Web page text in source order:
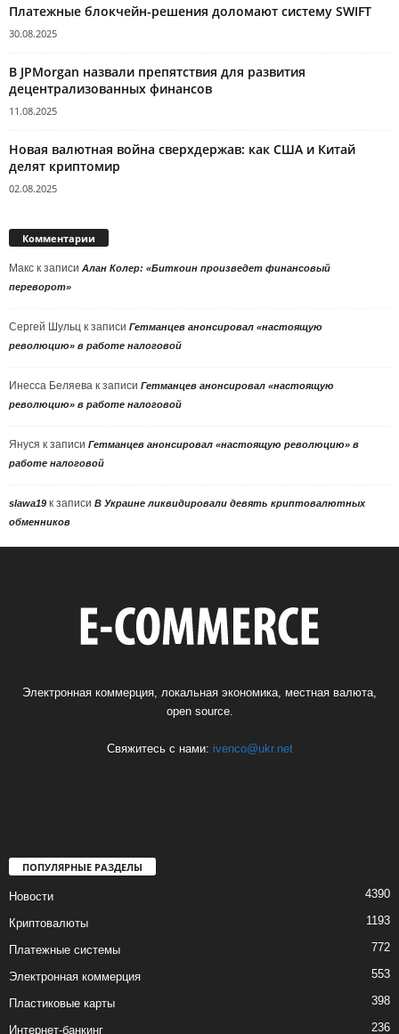
Платежные блокчейн-решения доломают систему SWIFT
30.08.2025
В JPMorgan назвали препятствия для развития
децентрализованных финансов
11.08.2025
Новая валютная война сверхдержав: как США и Китай
делят криптомир
02.08.2025
Комментарии
Макс к записи Алан Колер: «Биткоин произведет финансовый
переворот»
Сергей Шульц к записи Гетманцев анонсировал «настоящую
революцию» в работе налоговой
Инесса Беляева к записи Гетманцев анонсировал «настоящую
революцию» в работе налоговой
Януся к записи Гетманцев анонсировал «настоящую революцию» в
работе налоговой
slawa19 к записи В Украине ликвидировали девять криптовалютных
обменников
Электронная коммерция, локальная экономика, местная валюта,
open source.
Свяжитесь с нами: ivenco@ukr.net
ПОПУЛЯРНЫЕ РАЗДЕЛЫ
Новости 4390
Криптовалюты 1193
Платежные системы 772
Электронная коммерция 553
Пластиковые карты 398
Интернет-банкинг 236